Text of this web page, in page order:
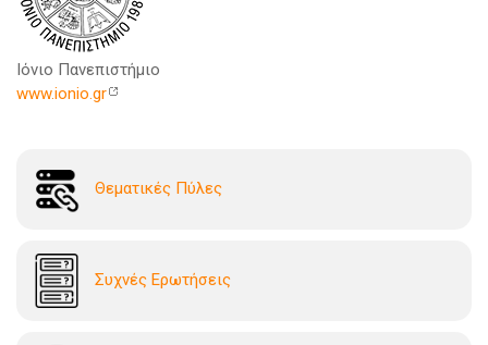
Ιόνιο Πανεπιστήμιο
www.ionio.gr
Θεματικές Πύλες
Συχνές Ερωτήσεις